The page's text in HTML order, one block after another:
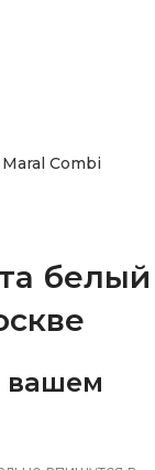
Combi
белый
вашем